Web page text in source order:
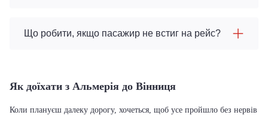
Що робити, якщо пасажир не встиг на рейс?
Як доїхати з Альмерія до Вінниця
Коли плануєш далеку дорогу, хочеться, щоб усе пройшло без нервів